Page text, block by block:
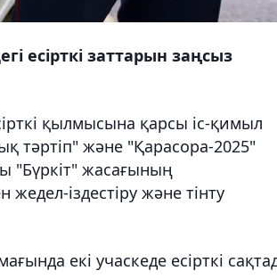
есірткі заттарын заңсыз
қылмысына қарсы іс-қимыл
тәртіп" және "Қарасора-2025"
"Бүркіт" жасағының
іздестіру және тінту
екі учаскеде есірткі